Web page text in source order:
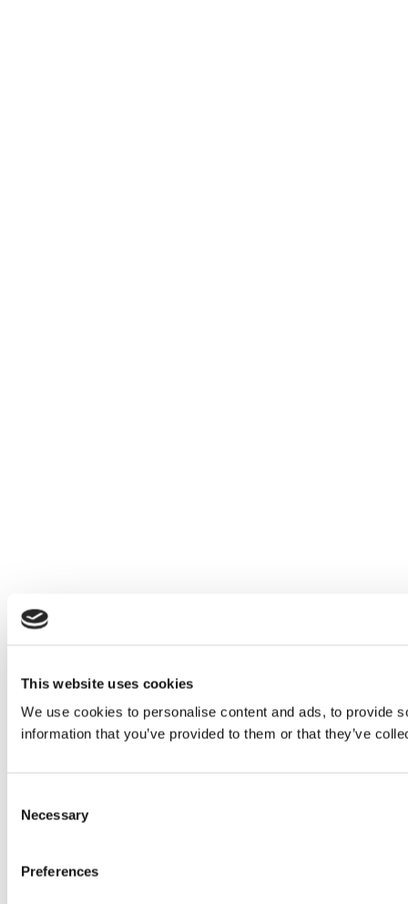
This website uses cookies
We use cookies to personalise content and ads, to provide
information that you’ve provided to them or that they’ve
Selection
Necessary
Preferences